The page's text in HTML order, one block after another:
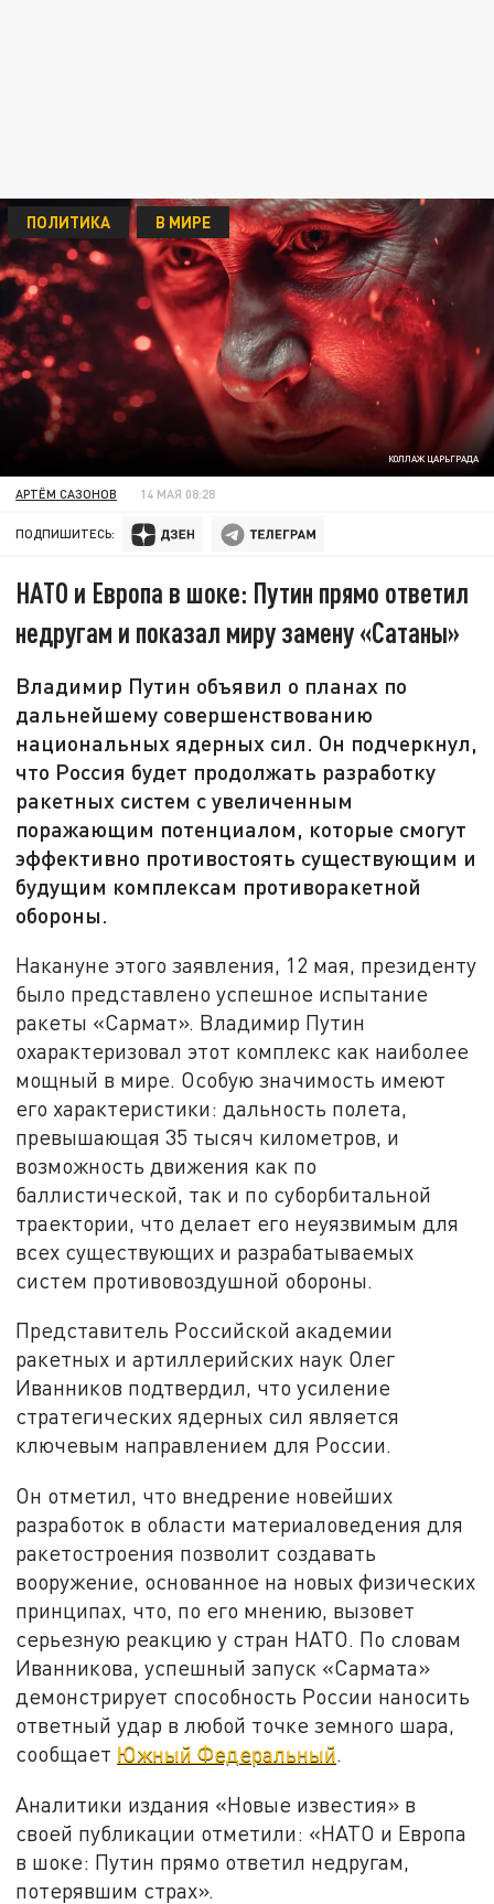
КОЛЛАЖ ЦАРЬГРАДА
ПОЛИТИКА В МИРЕ
АРТЁМ САЗОНОВ 14 МАЯ 08:28
ПОДПИШИТЕСЬ:
НАТО и Европа в шоке: Путин прямо ответил
недругам и показал миру замену «Сатаны»
Владимир Путин объявил о планах по
дальнейшему совершенствованию
национальных ядерных сил. Он подчеркнул,
что Россия будет продолжать разработку
ракетных систем с увеличенным
поражающим потенциалом, которые смогут
эффективно противостоять существующим и
будущим комплексам противоракетной
обороны.
Накануне этого заявления, 12 мая, президенту
было представлено успешное испытание
ракеты «Сармат». Владимир Путин
охарактеризовал этот комплекс как наиболее
мощный в мире. Особую значимость имеют
его характеристики: дальность полета,
превышающая 35 тысяч километров, и
возможность движения как по
баллистической, так и по суборбитальной
траектории, что делает его неуязвимым для
всех существующих и разрабатываемых
систем противовоздушной обороны.
Представитель Российской академии
ракетных и артиллерийских наук Олег
Иванников подтвердил, что усиление
стратегических ядерных сил является
ключевым направлением для России.
Он отметил, что внедрение новейших
разработок в области материаловедения для
ракетостроения позволит создавать
вооружение, основанное на новых физических
принципах, что, по его мнению, вызовет
серьезную реакцию у стран НАТО. По словам
Иванникова, успешный запуск «Сармата»
демонстрирует способность России наносить
ответный удар в любой точке земного шара,
сообщает Южный Федеральный.
Аналитики издания «Новые известия» в
своей публикации отметили: «НАТО и Европа
в шоке: Путин прямо ответил недругам,
потерявшим страх».